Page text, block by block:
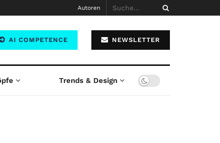
Autoren
AI COMPETENCE NEWSLETTER
Trends & Design